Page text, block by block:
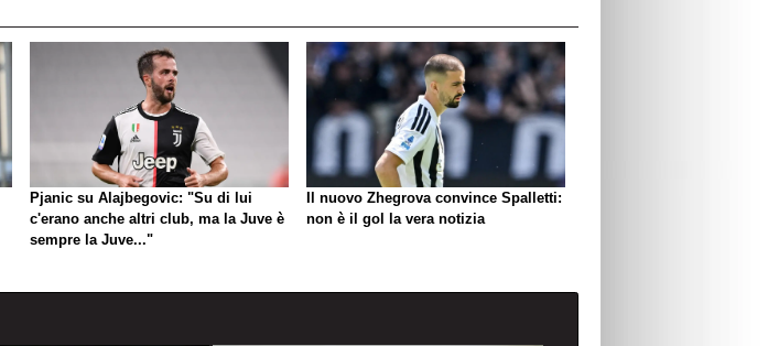
Pjanic su Alajbegovic: "Su di lui
c'erano anche altri club, ma la Juve è
sempre la Juve..."
Il nuovo Zhegrova convince Spalletti:
non è il gol la vera notizia